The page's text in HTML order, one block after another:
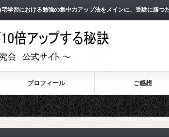
宅学習における勉強の集中力アップ法をメインに、受験に勝
プロフィール ご感想